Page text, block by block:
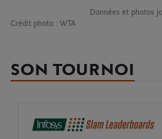
Données et photos
Crédit photo : WTA
SON TOURNOI